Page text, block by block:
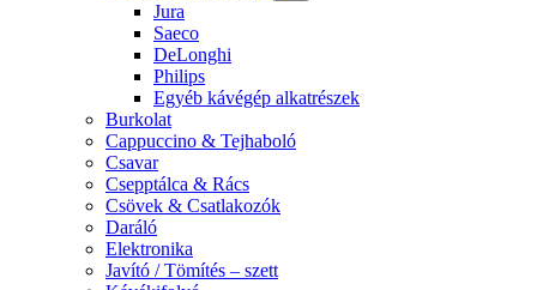
Jura
Saeco
DeLonghi
Philips
Egyéb kávégép alkatrészek
Burkolat
Cappuccino & Tejhaboló
Csavar
Csepptálca & Rács
Csövek & Csatlakozók
Daráló
Elektronika
Javító / Tömítés – szett